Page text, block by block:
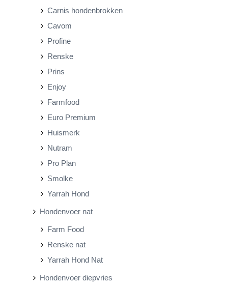
Carnis hondenbrokken
Cavom
Profine
Renske
Prins
Enjoy
Farmfood
Euro Premium
Huismerk
Nutram
Pro Plan
Smolke
Yarrah Hond
Hondenvoer nat
Farm Food
Renske nat
Yarrah Hond Nat
Hondenvoer diepvries